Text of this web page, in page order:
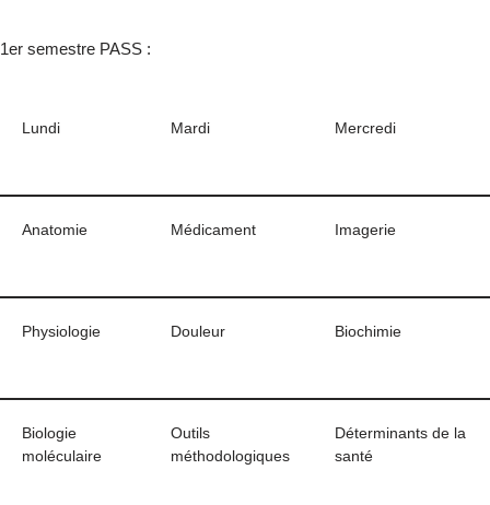
1er semestre PASS :
Lundi Mardi Mercredi
Anatomie Médicament Imagerie
Physiologie Douleur Biochimie
Biologie
moléculaire
Outils
méthodologiques
Déterminants de la
santé